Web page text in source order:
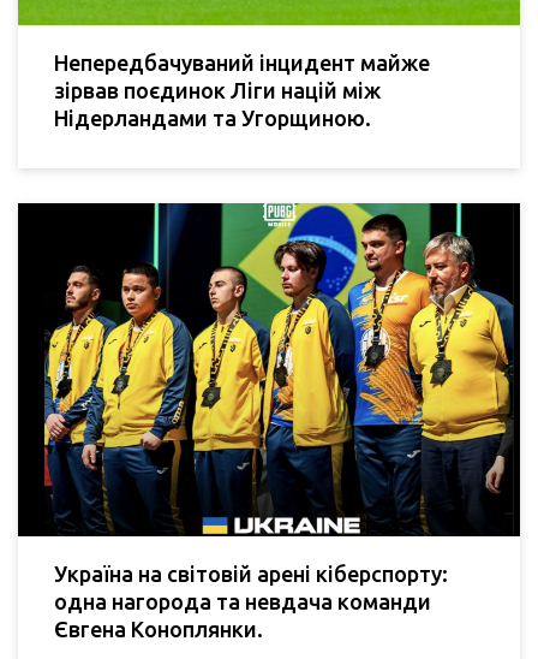
Непередбачуваний інцидент майже
зірвав поєдинок Ліги націй між
Нідерландами та Угорщиною.
Україна на світовій арені кіберспорту:
одна нагорода та невдача команди
Євгена Коноплянки.